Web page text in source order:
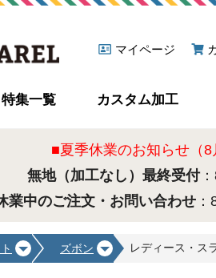
マイページ
特集一覧 カスタム加工
■夏季休業のお知らせ（8
無地（加工なし）最終受付
業中のご注文・お問い合わせ
ズボン レディース・ス